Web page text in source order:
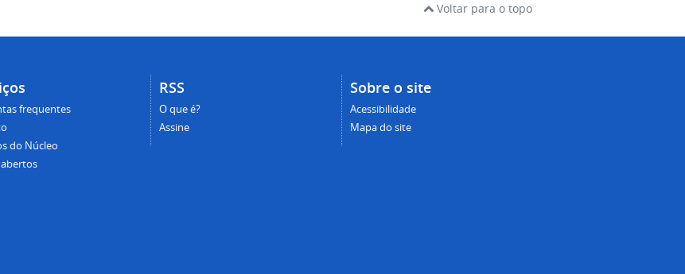
Voltar para o topo
frequentes
do Núcleo
RSS
O que é?
Assine
Sobre o site
Acessibilidade
Mapa do site